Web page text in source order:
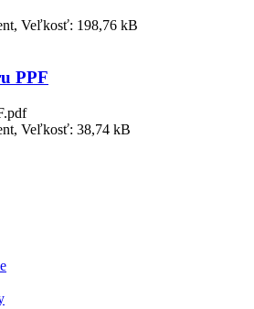
Veľkosť: 198,76 kB
PPF
Veľkosť: 38,74 kB